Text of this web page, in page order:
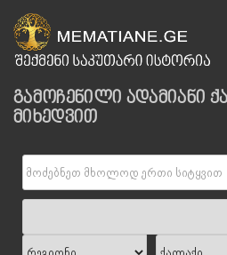
გამოჩენილი ადამიანი
მიხედვით